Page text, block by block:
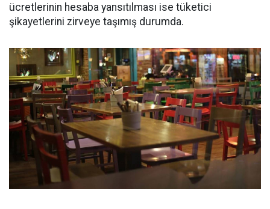
ücretlerinin hesaba yansıtılması ise tüketici
şikayetlerini zirveye taşımış durumda.